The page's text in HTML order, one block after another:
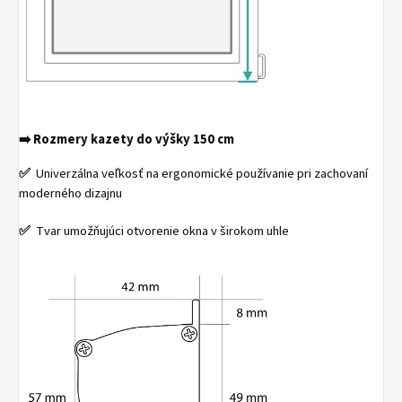
➡️Rozmery kazety do výšky 150 cm
✅ Univerzálna veľkosť na ergonomické používanie pri zachovaní
moderného dizajnu
✅ Tvar umožňujúci otvorenie okna v širokom uhle